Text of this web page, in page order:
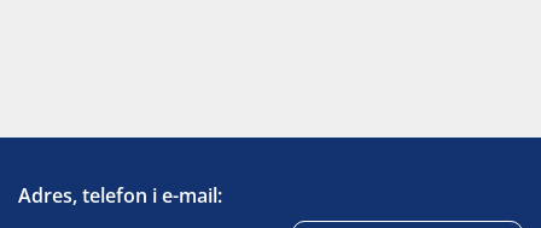
Adres, telefon i e-mail: